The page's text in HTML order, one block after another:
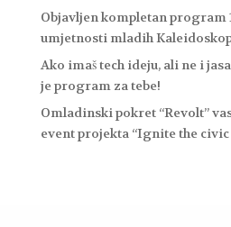
Objavljen kompletan program
umjetnosti mladih
Ako imaš tech ideju, ali ne i
je program za tebe!
Omladinski pokret “Revolt”
event projekta “Ignite the civic